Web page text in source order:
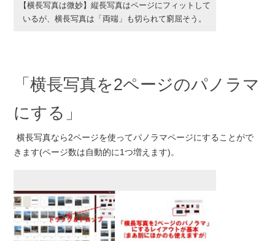
【横長写真は微妙】縦長写真はページにフィットして
いるが、横長写真は「両端」も切られて窮屈そう。
「横長写真を2ページのパノラマ
にする」
横長写真なら2ページを使ってパノラマページにすることがで
きます(ページ数は自動的に1つ増えます)。